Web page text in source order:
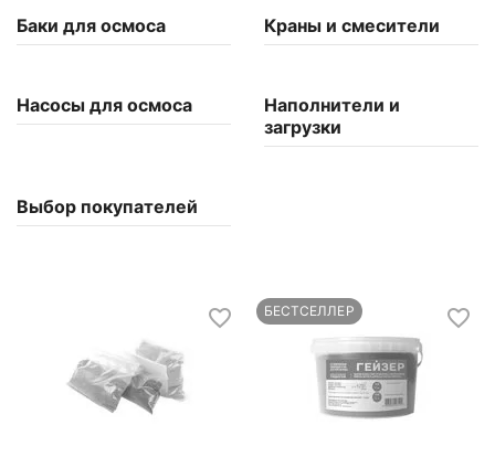
Баки для осмоса Краны и смесители
Насосы для осмоса
Наполнители и
загрузки
Выбор покупателей
БЕСТСЕЛЛЕР